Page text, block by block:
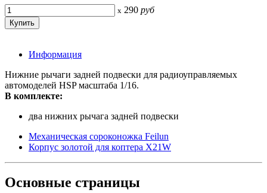
x 290 руб
Информация
Нижние рычаги задней подвески для радиоуправляемых
автомоделей HSP масштаба 1/16.
В комплекте:
два нижних рычага задней подвески
Механическая сороконожка Feilun
Корпус золотой для коптера X21W
Основные страницы